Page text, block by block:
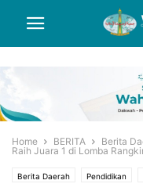
Home BERITA Berita
Raih Juara 1 di Lomba
Berita Daerah Pendidikan